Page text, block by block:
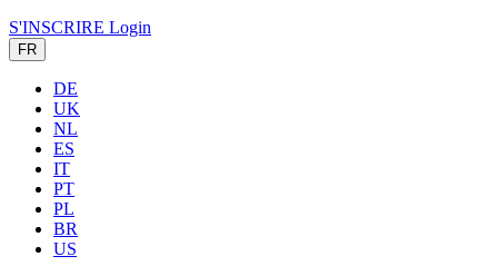
S'INSCRIRE Login
FR
DE
UK
NL
ES
IT
PT
PL
BR
US